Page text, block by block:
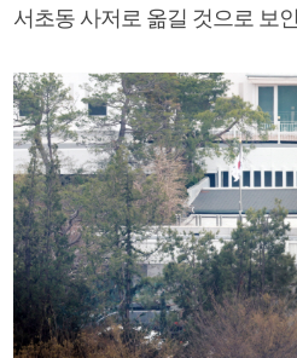
서초동 사저로 옮길 것으로 보